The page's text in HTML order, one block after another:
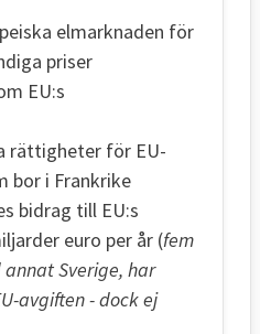
elmarknaden för
priser
EU:s
rättigheter för EU-
bor i Frankrike
bidrag till EU:s
euro per år (fem
annat Sverige, har
avgiften - dock ej